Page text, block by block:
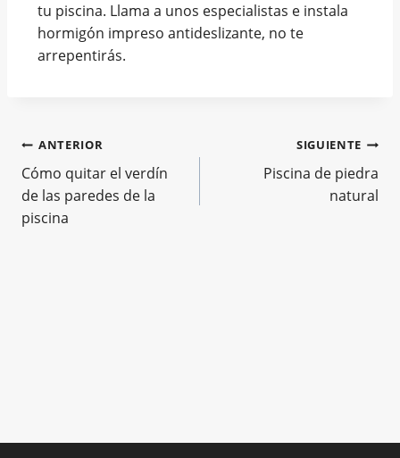
tu piscina. Llama a unos especialistas e instala
hormigón impreso antideslizante, no te
arrepentirás.
ANTERIOR
Cómo quitar el verdín
de las paredes de la
piscina
SIGUIENTE
Piscina de piedra
natural